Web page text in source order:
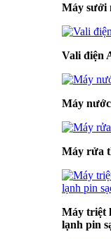
Máy sưởi
Vali điện
Máy
Máy rửa
Máy triệt
lạnh pin